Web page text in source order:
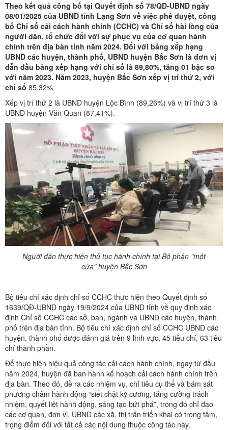
Theo kết quả công bố tại Quyết định số 78/QĐ-UBND ngày
08/01/2025 của UBND tỉnh Lạng Sơn về việc phê duyệt, công
bố Chỉ số cải cách hành chính (CCHC) và Chỉ số hài lòng của
người dân, tổ chức đối với sự phục vụ của cơ quan hành
chính trên địa bàn tỉnh năm 2024. Đối với bảng xếp hạng
UBND các huyện, thành phố, UBND huyện Bắc Sơn là đơn vị
dẫn đầu bảng xếp hạng với chỉ số là 89,80%, tăng 01 bậc so
với năm 2023. Năm 2023, huyện Bắc Sơn xếp vị trí thứ 2, với
chỉ số 85,32%.
Xếp vị trí thứ 2 là UBND huyện Lộc Bình (89,26%) và vị trí thứ 3 là
UBND huyện Văn Quan (87,41%).
Người dân thực hiện thủ tục hành chính tại Bộ phận "một
cửa" huyện Bắc Sơn
Bộ tiêu chí xác định chỉ số CCHC thực hiện theo Quyết định số
1639/QĐ-UBND ngày 19/9/2024 của UBND tỉnh về quy định xác
định Chỉ số CCHC các sở, ban, ngành và UBND các huyện, thành
phố trên địa bàn tỉnh. Bộ tiêu chí xác định chỉ số CCHC UBND các
huyện, thành phố được đánh giá trên 9 lĩnh vực, 45 tiêu chí, 63 tiêu
chí thành phần.
Để thực hiện hiệu quả công tác cải cách hành chính, ngay từ đầu
năm 2024, huyện đã ban hành kế hoạch cải cách hành chính trên
địa bàn. Theo đó, đề ra các nhiệm vụ, chỉ tiêu cụ thể và bám sát
phương châm hành động “siết chặt kỷ cương, tăng cường trách
nhiệm, quyết liệt hành động, sáng tạo bứt phá”, trong đó chỉ đạo
các cơ quan, đơn vị, UBND các xã, thị trấn triển khai có trọng tâm,
trọng điểm đối với tất cả các nội dung thuộc công tác này.